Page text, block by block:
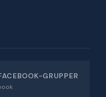
GRUPPER